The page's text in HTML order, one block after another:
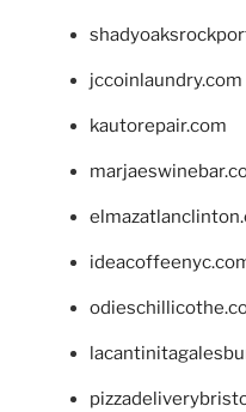
jccoinlaundry.com
kautorepair.com